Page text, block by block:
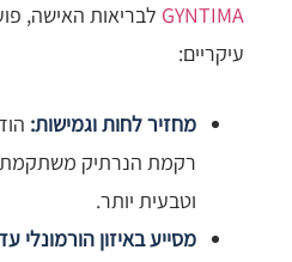
GYNTIMA לבריאות האישה,
עיקריים:
מחזיר לחות וגמישות:
רקמת הנרתיק משתקמת,
וטבעית יותר.
מסייע באיזון הורמונלי